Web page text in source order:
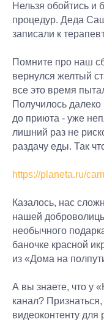
Нельзя обойтись и
процедур. Деда
записали к
Помните про наш
вернулся желтый
все это время
Получилось
до приюта - уже
лишний раз не
раздачу еды. Так
https://planeta.ru/
Казалось, нас
нашей
необычного
баночке красной
из «Дома на
А вы знаете, что у
канал?
видеоконтенту